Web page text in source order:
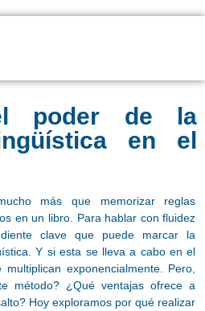
poder de la
en el
más que memorizar reglas
en un libro. Para hablar con fluidez
clave que puede marcar la
Y si esta se lleva a cabo en el
exponencialmente. Pero,
método? ¿Qué ventajas ofrece a
Hoy exploramos por qué realizar